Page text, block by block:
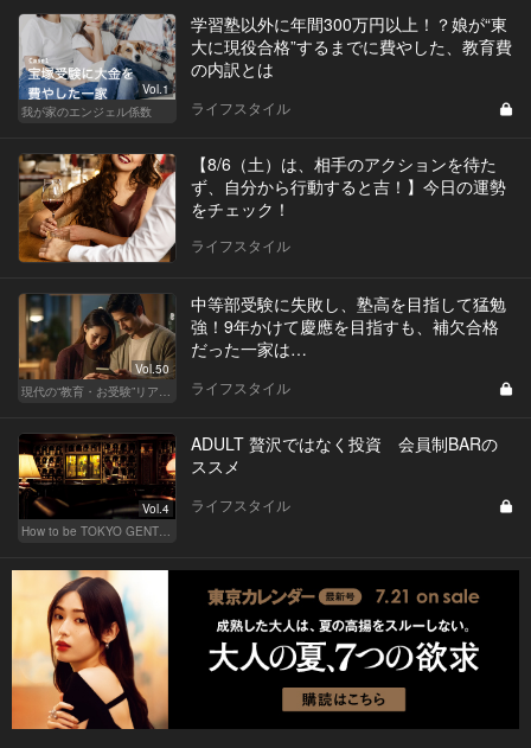
Vol.1
我が家のエンジェル係数
学習塾以外に年間300万円以上！？娘が“東
大に現役合格”するまでに費やした、教育費
の内訳とは
ライフスタイル
【8/6（土）は、相手のアクションを待た
ず、自分から行動すると吉！】今日の運勢
をチェック！
ライフスタイル
Vol.50
現代の“教育・お受験”リアルドキュメント
中等部受験に失敗し、塾高を目指して猛勉
強！9年かけて慶應を目指すも、補欠合格
だった一家は…
ライフスタイル
Vol.4
How to be TOKYO GENTS 東京人よ、紳士たれ！
ADULT 贅沢ではなく投資 会員制BARの
ススメ
ライフスタイル